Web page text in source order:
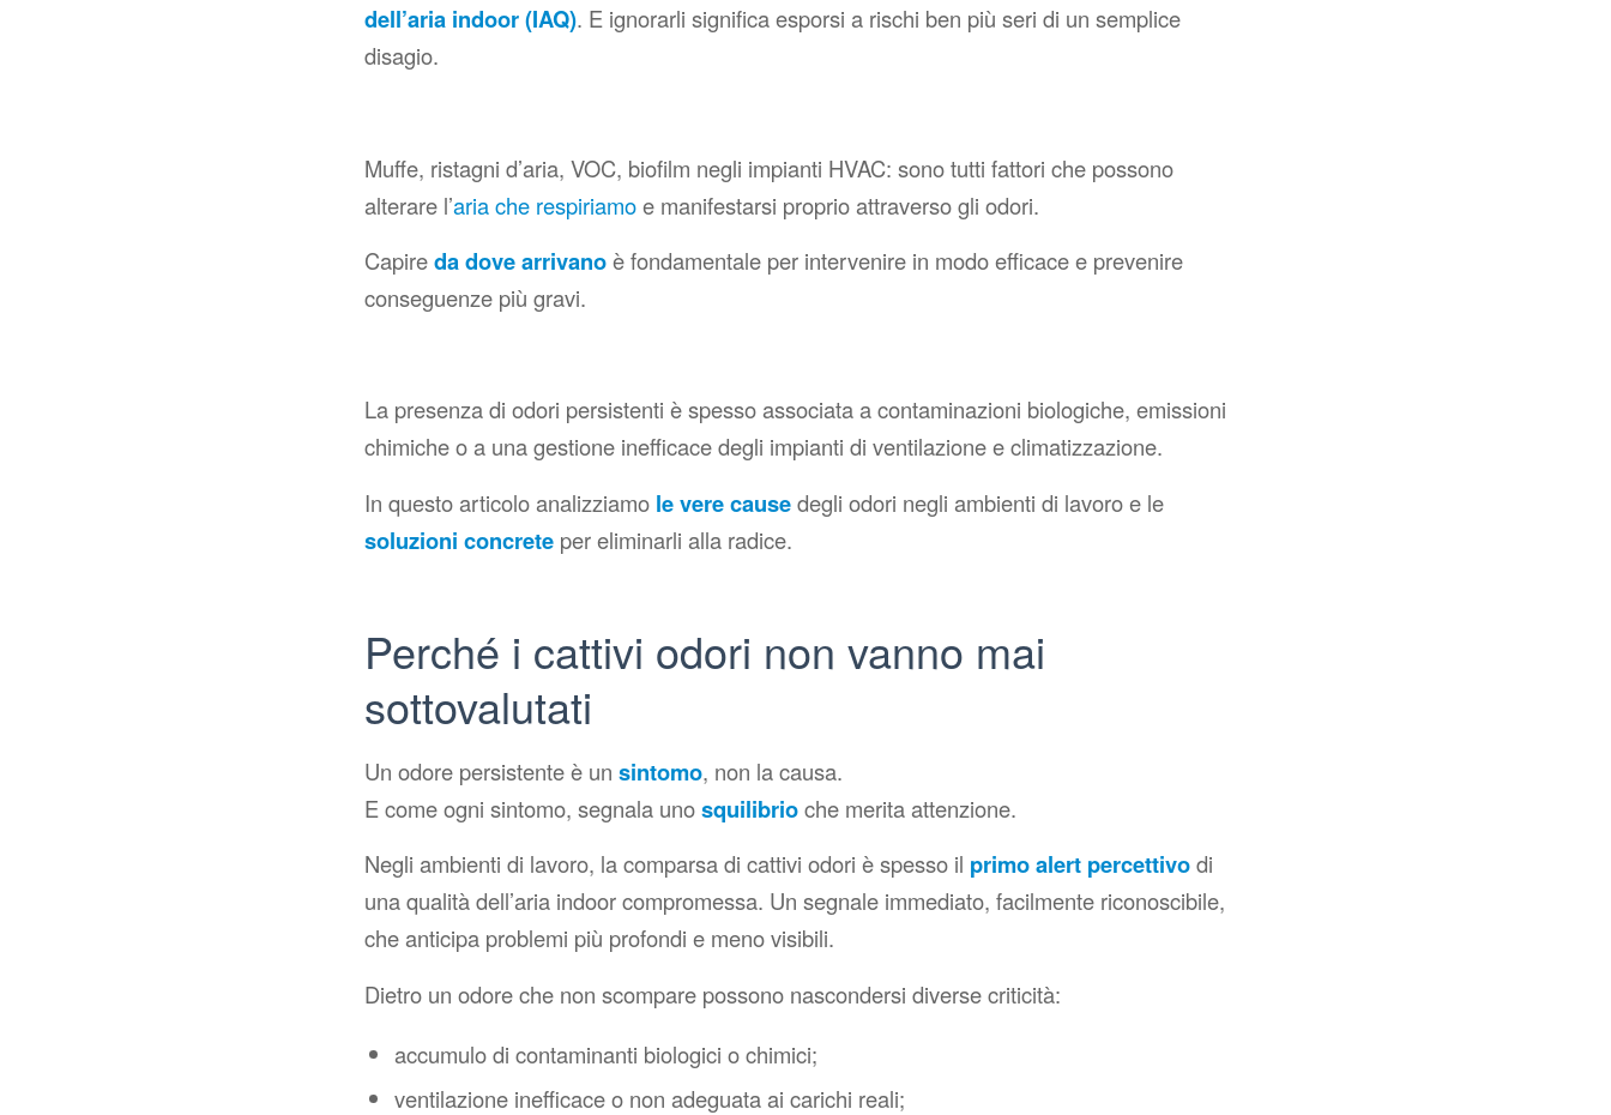
dell’aria indoor (IAQ). E ignorarli significa esporsi a rischi ben più seri di un semplice
disagio.
Muffe, ristagni d’aria, VOC, biofilm negli impianti HVAC: sono tutti fattori che possono
alterare l’aria che respiriamoe manifestarsi proprio attraverso gli odori.
Capireda dove arrivanoè fondamentale per intervenire in modo efficace e prevenire
conseguenze più gravi.
La presenza di odori persistenti è spesso associata a contaminazioni biologiche, emissioni
chimiche o a una gestione inefficace degli impianti di ventilazione e climatizzazione.
In questo articolo analizziamo le vere causedegli odori negli ambienti di lavoro e le
soluzioni concrete per eliminarli alla radice.
Perché i cattivi odori non vanno mai
sottovalutati
Un odore persistente è un sintomo, non la causa.
E come ogni sintomo, segnala unosquilibrioche merita attenzione.
Negli ambienti di lavoro, la comparsa di cattivi odori è spesso il primo alert percettivodi
una qualità dell’aria indoor compromessa. Un segnale immediato, facilmente riconoscibile,
che anticipa problemi più profondi e meno visibili.
Dietro un odore che non scompare possono nascondersi diverse criticità:
accumulo di contaminanti biologici o chimici;
ventilazione inefficace o non adeguata ai carichi reali;